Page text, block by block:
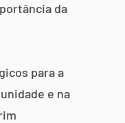
da
para a
e na